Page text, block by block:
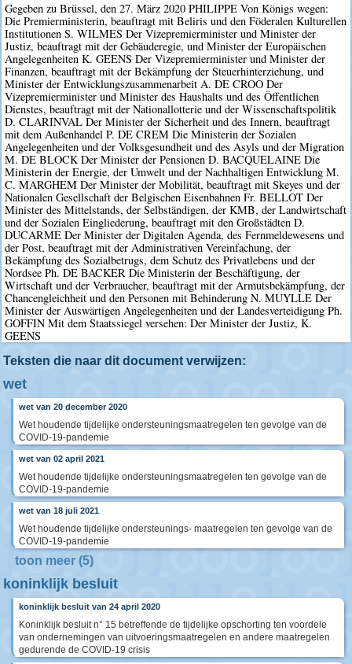
Gegeben zu Brüssel, den 27. März 2020 PHILIPPE Von Königs wegen:
Die Premierministerin, beauftragt mit Beliris und den Föderalen Kulturellen
Institutionen S. WILMES Der Vizepremierminister und Minister der
Justiz, beauftragt mit der Gebäuderegie, und Minister der Europäischen
Angelegenheiten K. GEENS Der Vizepremierminister und Minister der
Finanzen, beauftragt mit der Bekämpfung der Steuerhinterziehung, und
Minister der Entwicklungszusammenarbeit A. DE CROO Der
Vizepremierminister und Minister des Haushalts und des Öffentlichen
Dienstes, beauftragt mit der Nationallotterie und der Wissenschaftspolitik
D. CLARINVAL Der Minister der Sicherheit und des Innern, beauftragt
mit dem Außenhandel P. DE CREM Die Ministerin der Sozialen
Angelegenheiten und der Volksgesundheit und des Asyls und der Migration
M. DE BLOCK Der Minister der Pensionen D. BACQUELAINE Die
Ministerin der Energie, der Umwelt und der Nachhaltigen Entwicklung M.
C. MARGHEM Der Minister der Mobilität, beauftragt mit Skeyes und der
Nationalen Gesellschaft der Belgischen Eisenbahnen Fr. BELLOT Der
Minister des Mittelstands, der Selbständigen, der KMB, der Landwirtschaft
und der Sozialen Eingliederung, beauftragt mit den Großstädten D.
DUCARME Der Minister der Digitalen Agenda, des Fernmeldewesens und
der Post, beauftragt mit der Administrativen Vereinfachung, der
Bekämpfung des Sozialbetrugs, dem Schutz des Privatlebens und der
Nordsee Ph. DE BACKER Die Ministerin der Beschäftigung, der
Wirtschaft und der Verbraucher, beauftragt mit der Armutsbekämpfung, der
Chancengleichheit und den Personen mit Behinderung N. MUYLLE Der
Minister der Auswärtigen Angelegenheiten und der Landesverteidigung Ph.
GOFFIN Mit dem Staatssiegel versehen: Der Minister der Justiz, K.
GEENS
Teksten die naar dit document verwijzen:
wet
wet van 20 december 2020
Wet houdende tijdelijke ondersteuningsmaatregelen ten gevolge van de
COVID-19-pandemie
wet van 02 april 2021
Wet houdende tijdelijke ondersteuningsmaatregelen ten gevolge van de
COVID-19-pandemie
wet van 18 juli 2021
Wet houdende tijdelijke ondersteunings- maatregelen ten gevolge van de
COVID-19-pandemie
toon meer (5)
koninklijk besluit
koninklijk besluit van 24 april 2020
Koninklijk besluit n° 15 betreffende de tijdelijke opschorting ten voordele
van ondernemingen van uitvoeringsmaatregelen en andere maatregelen
gedurende de COVID-19 crisis